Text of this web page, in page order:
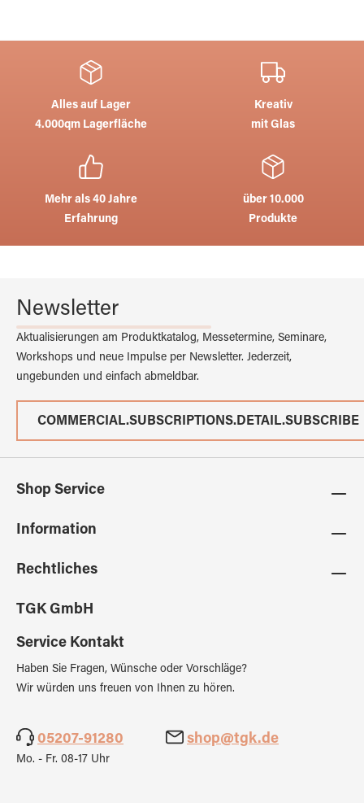
Alles auf Lager
4.000qm Lagerfläche
Kreativ
mit Glas
Mehr als 40 Jahre
Erfahrung
über 10.000
Produkte
Newsletter
Aktualisierungen am Produktkatalog, Messetermine, Seminare,
Workshops und neue Impulse per Newsletter. Jederzeit,
ungebunden und einfach abmeldbar.
COMMERCIAL.SUBSCRIPTIONS.DETAIL.SUBSCRIBE
Shop Service
Information
Rechtliches
TGK GmbH
Service Kontakt
Haben Sie Fragen, Wünsche oder Vorschläge?
Wir würden uns freuen von Ihnen zu hören.
05207-91280 shop@tgk.de
Mo. - Fr. 08-17 Uhr